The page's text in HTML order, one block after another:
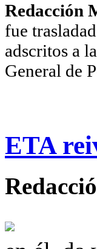
Redacción
fue
adscritos a
General de
ETA